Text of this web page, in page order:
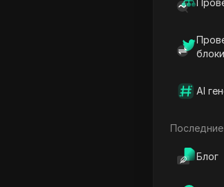
AI
Блог
Ты не
бизнеса,
наиболее